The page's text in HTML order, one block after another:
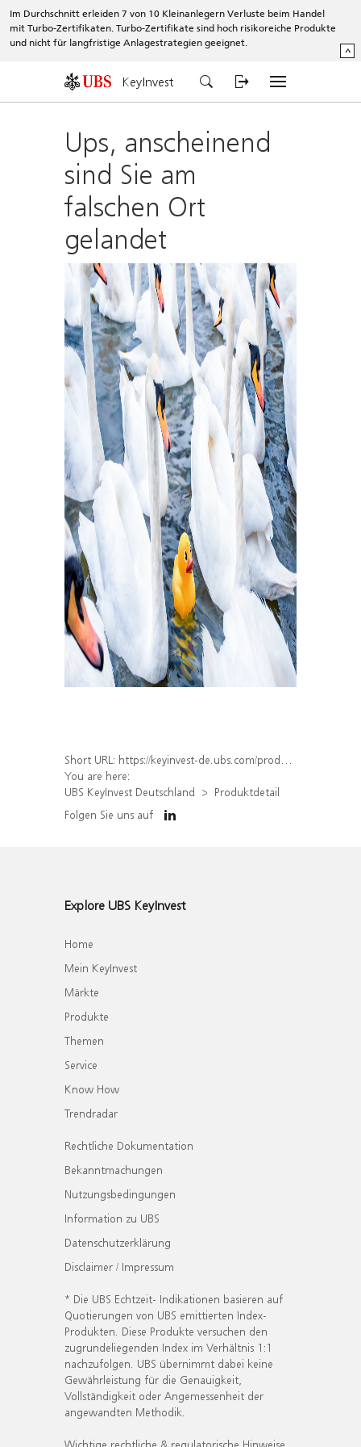
Im Durchschnitt erleiden 7 von 10 Kleinanlegern Verluste beim Handel
mit Turbo-Zertifikaten. Turbo-Zertifikate sind hoch risikoreiche Produkte
und nicht für langfristige Anlagestrategien geeignet.
^
KeyInvest
Ups, anscheinend
sind Sie am
falschen Ort
gelandet
Short URL: https://keyinvest-de.ubs.com/produkt/detail/index/isin/DE000WA70B55
You are here:
UBS KeyInvest Deutschland
Produktdetail
Folgen Sie uns auf
Explore UBS KeyInvest
Home
Mein KeyInvest
Märkte
Produkte
Themen
Service
Know How
Trendradar
Rechtliche Dokumentation
Bekanntmachungen
Nutzungsbedingungen
Information zu UBS
Datenschutzerklärung
Disclaimer / Impressum
* Die UBS Echtzeit- Indikationen basieren auf
Quotierungen von UBS emittierten Index-
Produkten. Diese Produkte versuchen den
zugrundeliegenden Index im Verhältnis 1:1
nachzufolgen. UBS übernimmt dabei keine
Gewährleistung für die Genauigkeit,
Vollständigkeit oder Angemessenheit der
angewandten Methodik.